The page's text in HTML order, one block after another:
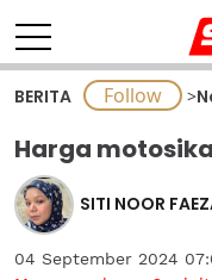
BERITA >
Harga
SITI NOOR
04 September 2024